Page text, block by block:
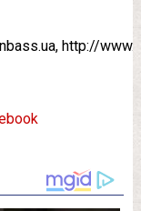
http://